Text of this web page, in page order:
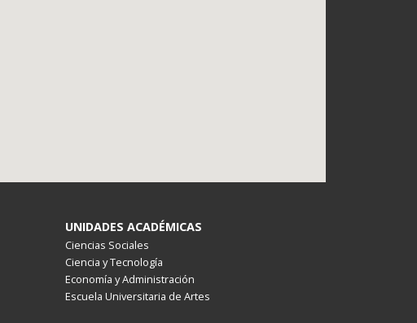
UNIDADES ACADÉMICAS
Ciencias Sociales
Ciencia y Tecnología
Economía y Administración
Escuela Universitaria de Artes